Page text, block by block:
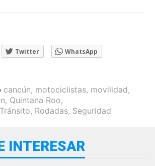
Twitter WhatsApp
cancún, motociclistas, movilidad,
, Quintana Roo,
, Rodadas, Seguridad
INTERESAR